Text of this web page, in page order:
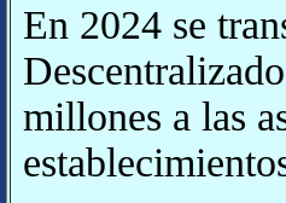
En 2024 se
millones a las